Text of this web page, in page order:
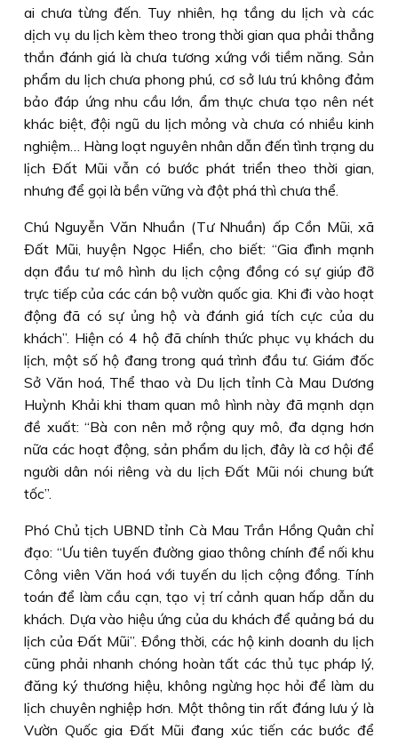
ai chưa từng đến. Tuy nhiên, hạ tầng du lịch và các
dịch vụ du lịch kèm theo trong thời gian qua phải thẳng
thắn đánh giá là chưa tương xứng với tiềm năng. Sản
phẩm du lịch chưa phong phú, cơ sở lưu trú không đảm
bảo đáp ứng nhu cầu lớn, ẩm thực chưa tạo nên nét
khác biệt, đội ngũ du lịch mỏng và chưa có nhiều kinh
nghiệm… Hàng loạt nguyên nhân dẫn đến tình trạng du
lịch Ðất Mũi vẫn có bước phát triển theo thời gian,
nhưng để gọi là bền vững và đột phá thì chưa thể.
Chú Nguyễn Văn Nhuần (Tư Nhuần) ấp Cồn Mũi, xã
Ðất Mũi, huyện Ngọc Hiển, cho biết: “Gia đình mạnh
dạn đầu tư mô hình du lịch cộng đồng có sự giúp đỡ
trực tiếp của các cán bộ vườn quốc gia. Khi đi vào hoạt
động đã có sự ủng hộ và đánh giá tích cực của du
khách”. Hiện có 4 hộ đã chính thức phục vụ khách du
lịch, một số hộ đang trong quá trình đầu tư. Giám đốc
Sở Văn hoá, Thể thao và Du lịch tỉnh Cà Mau Dương
Huỳnh Khải khi tham quan mô hình này đã mạnh dạn
đề xuất: “Bà con nên mở rộng quy mô, đa dạng hơn
nữa các hoạt động, sản phẩm du lịch, đây là cơ hội để
người dân nói riêng và du lịch Ðất Mũi nói chung bứt
tốc”.
Phó Chủ tịch UBND tỉnh Cà Mau Trần Hồng Quân chỉ
đạo: “Ưu tiên tuyến đường giao thông chính để nối khu
Công viên Văn hoá với tuyến du lịch cộng đồng. Tính
toán để làm cầu cạn, tạo vị trí cảnh quan hấp dẫn du
khách. Dựa vào hiệu ứng của du khách để quảng bá du
lịch của Ðất Mũi”. Ðồng thời, các hộ kinh doanh du lịch
cũng phải nhanh chóng hoàn tất các thủ tục pháp lý,
đăng ký thương hiệu, không ngừng học hỏi để làm du
lịch chuyên nghiệp hơn. Một thông tin rất đáng lưu ý là
Vườn Quốc gia Ðất Mũi đang xúc tiến các bước để